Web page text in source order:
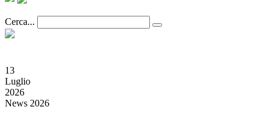
Cerca...
13
Luglio
2026
News 2026